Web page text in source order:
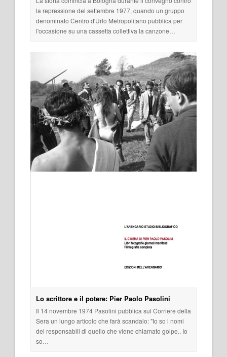
la repressione del settembre 1977, quando un gruppo
denominato Centro d'Urlo Metropolitano pubblica per
l'occasione su una cassetta collettiva la canzone…
Lo scrittore e il potere: Pier Paolo Pasolini
Il 14 novembre 1974 Pasolini pubblica sul Corriere della
Sera un lungo articolo che farà scandalo: "Io so i nomi
dei responsabili di quello che viene chiamato golpe.. Io
so…